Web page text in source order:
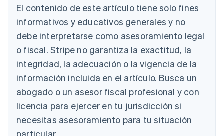
El contenido de este artículo tiene solo fines
informativos y educativos generales y no
debe interpretarse como asesoramiento legal
o fiscal. Stripe no garantiza la exactitud, la
integridad, la adecuación o la vigencia de la
información incluida en el artículo. Busca un
abogado o un asesor fiscal profesional y con
licencia para ejercer en tu jurisdicción si
necesitas asesoramiento para tu situación
DeutschEnglish
Australia
Austria
DeutschEnglish
Bélgica
Nederlands
Brasil
PortuguêsEnglish
Bulgaria
English
Canadá
English